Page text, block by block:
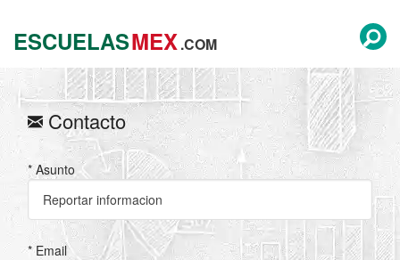
ESCUELASMEX.COM
Contacto
* Asunto
* Email